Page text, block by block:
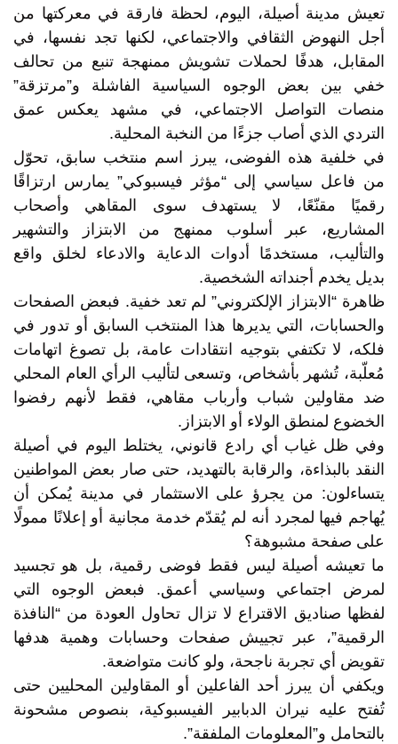
تعيش مدينة أصيلة، اليوم، لحظة فارقة في معركتها من
أجل النهوض الثقافي والاجتماعي، لكنها تجد نفسها، في
المقابل، هدفًا لحملات تشويش ممنهجة تنبع من تحالف
خفي بين بعض الوجوه السياسية الفاشلة و”مرتزقة”
منصات التواصل الاجتماعي، في مشهد يعكس عمق
التردي الذي أصاب جزءًا من النخبة المحلية.
في خلفية هذه الفوضى، يبرز اسم منتخب سابق، تحوّل
من فاعل سياسي إلى “مؤثر فيسبوكي” يمارس ارتزاقًا
رقميًا مقنّعًا، لا يستهدف سوى المقاهي وأصحاب
المشاريع، عبر أسلوب ممنهج من الابتزاز والتشهير
والتأليب، مستخدمًا أدوات الدعاية والادعاء لخلق واقع
بديل يخدم أجنداته الشخصية.
ظاهرة “الابتزاز الإلكتروني” لم تعد خفية. فبعض الصفحات
والحسابات، التي يديرها هذا المنتخب السابق أو تدور في
فلكه، لا تكتفي بتوجيه انتقادات عامة، بل تصوغ اتهامات
مُعلّبة، تُشهر بأشخاص، وتسعى لتأليب الرأي العام المحلي
ضد مقاولين شباب وأرباب مقاهي، فقط لأنهم رفضوا
الخضوع لمنطق الولاء أو الابتزاز.
وفي ظل غياب أي رادع قانوني، يختلط اليوم في أصيلة
النقد بالبذاءة، والرقابة بالتهديد، حتى صار بعض المواطنين
يتساءلون: من يجرؤ على الاستثمار في مدينة يُمكن أن
يُهاجم فيها لمجرد أنه لم يُقدّم خدمة مجانية أو إعلانًا ممولًا
على صفحة مشبوهة؟
ما تعيشه أصيلة ليس فقط فوضى رقمية، بل هو تجسيد
لمرض اجتماعي وسياسي أعمق. فبعض الوجوه التي
لفظها صناديق الاقتراع لا تزال تحاول العودة من “النافذة
الرقمية”، عبر تجييش صفحات وحسابات وهمية هدفها
تقويض أي تجربة ناجحة، ولو كانت متواضعة.
ويكفي أن يبرز أحد الفاعلين أو المقاولين المحليين حتى
تُفتح عليه نيران الدبابير الفيسبوكية، بنصوص مشحونة
بالتحامل و”المعلومات الملفقة”.